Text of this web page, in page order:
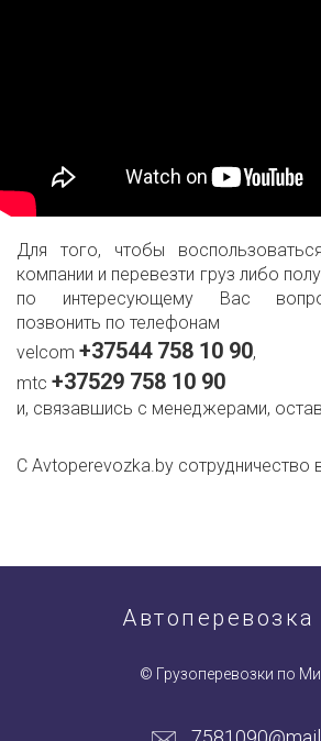
Для того, чтобы
компании и перевезти груз либо
по интересующему Вас
позвонить по телефонам
velcom +37544 758 10 90,
mtc +37529 758 10 90
и, связавшись с менеджерами,
С Avtoperevozka.by сотрудничество
Автоперевозка
© Грузоперевозки по